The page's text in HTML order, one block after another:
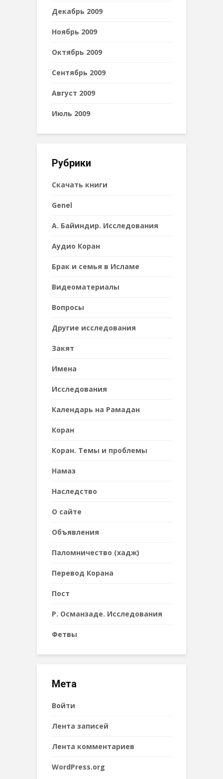
Декабрь 2009
Ноябрь 2009
Октябрь 2009
Сентябрь 2009
Август 2009
Июль 2009
Рубрики
Cкачать книги
Genel
А. Байиндир. Исследования
Аудио Коран
Брак и семья в Исламе
Видеоматериалы
Вопросы
Другие исследования
Закят
Имена
Исследования
Календарь на Рамадан
Коран
Коран. Темы и проблемы
Намаз
Наследствo
О сайте
Объявления
Паломничество (хадж)
Перевод Корана
Пост
Р. Османзаде. Исследования
Фетвы
Мета
Войти
Лента записей
Лента комментариев
WordPress.org